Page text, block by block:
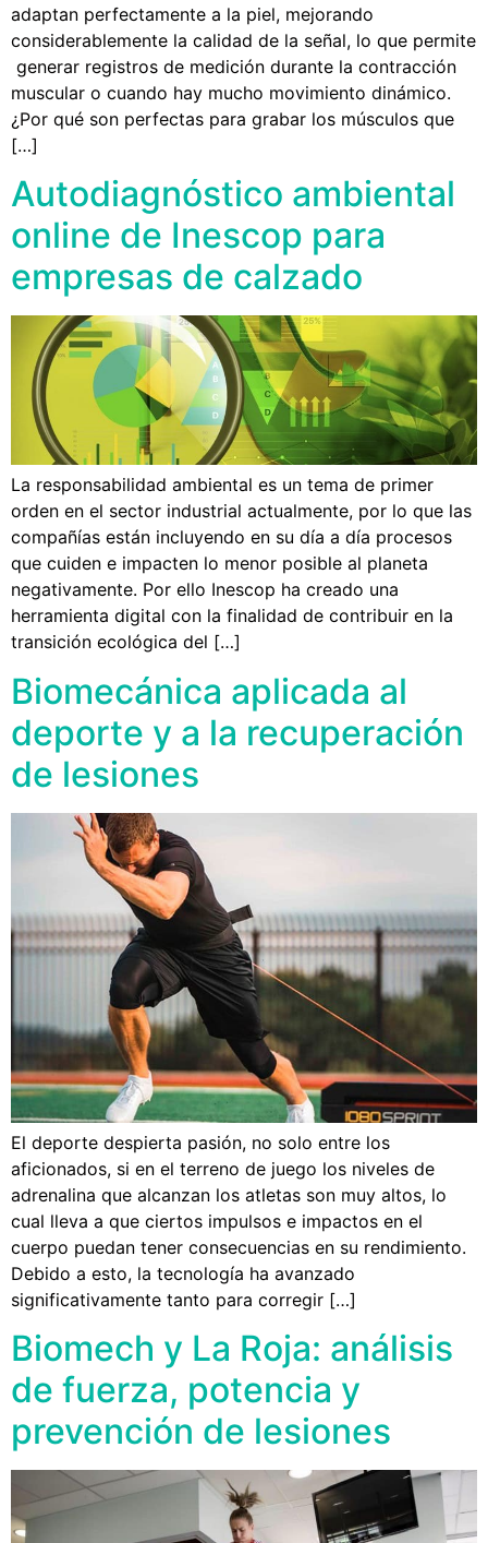
adaptan perfectamente a la piel, mejorando
considerablemente la calidad de la señal, lo que permite
generar registros de medición durante la contracción
muscular o cuando hay mucho movimiento dinámico.
¿Por qué son perfectas para grabar los músculos que
[…]
Autodiagnóstico ambiental
online de Inescop para
empresas de calzado
La responsabilidad ambiental es un tema de primer
orden en el sector industrial actualmente, por lo que las
compañías están incluyendo en su día a día procesos
que cuiden e impacten lo menor posible al planeta
negativamente. Por ello Inescop ha creado una
herramienta digital con la finalidad de contribuir en la
transición ecológica del […]
Biomecánica aplicada al
deporte y a la recuperación
de lesiones
El deporte despierta pasión, no solo entre los
aficionados, si en el terreno de juego los niveles de
adrenalina que alcanzan los atletas son muy altos, lo
cual lleva a que ciertos impulsos e impactos en el
cuerpo puedan tener consecuencias en su rendimiento.
Debido a esto, la tecnología ha avanzado
significativamente tanto para corregir […]
Biomech y La Roja: análisis
de fuerza, potencia y
prevención de lesiones